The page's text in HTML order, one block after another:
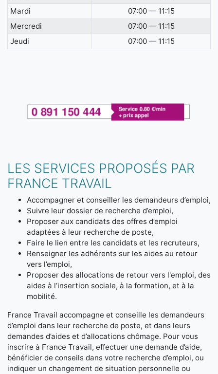
Mardi
07:00 — 11:15
Mercredi
07:00 — 11:15
Jeudi
07:00 — 11:15
LES SERVICES PROPOSÉS PAR
FRANCE TRAVAIL
Accompagner et conseiller les demandeurs d’emploi,
Suivre leur dossier de recherche d’emploi,
Proposer aux candidats des offres d’emploi
adaptées à leur recherche de poste,
Faire le lien entre les candidats et les recruteurs,
Renseigner les adhérents sur les aides au retour
vers l’emploi,
Proposer des allocations de retour vers l'emploi, des
aides à l’insertion sociale, à la formation, et à la
mobilité.
France Travail accompagne et conseille les demandeurs
d’emploi dans leur recherche de poste, et dans leurs
demandes d’aides et d’allocations chômage. Pour vous
inscrire à France Travail, effectuer une demande d’aide,
bénéficier de conseils dans votre recherche d’emploi, ou
indiquer un changement de situation personnelle ou